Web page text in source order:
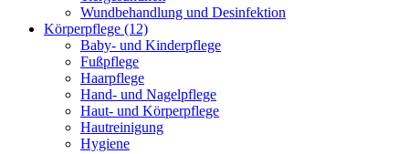
Wundbehandlung und Desinfektion
Körperpflege (12)
Baby- und Kinderpflege
Fußpflege
Haarpflege
Hand- und Nagelpflege
Haut- und Körperpflege
Hautreinigung
Hygiene